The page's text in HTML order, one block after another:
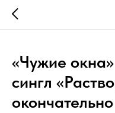
«Чужие
сингл